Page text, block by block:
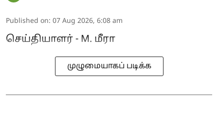
Published on: 07 Aug 2026, 6:08 am
செய்தியாளர் - M. மீரா
முழுமையாகப் படிக்க